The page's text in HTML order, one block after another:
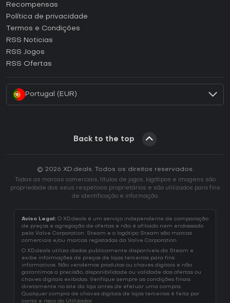
Como ativar uma CD Key Steam?
Como ativar uma CD Key Epic Games?
Como ativar uma CD Key GOG?
Como ativar uma CD Key Ubisoft Connect?
Recompensas
Política de privacidade
Termos e Condições
RSS Noticias
RSS Jogos
RSS Ofertas
Portugal (EUR)
Back to the top
© 2026 XD.deals. Todos os direitos reservados.
Todas as marcas comerciais, títulos de jogos, logótipos e imagens são
propriedade dos seus respetivos proprietários e são utilizados para fins
de identificação e informação.
Aviso Legal: O XD.deals é um serviço independente de comparação
de preços e agregação de ofertas e não é afiliado nem endossado
pela Valve Corporation. Steam e o logótipo Steam são marcas
comerciais e/ou marcas registadas da Valve Corporation.
O XD.deals utiliza dados publicamente disponíveis da Steam e
exibe informações de preços de lojas terceiras para fins
informativos. Não vendemos produtos ou chaves digitais e não
garantimos a precisão, disponibilidade ou validade das ofertas ou
chaves digitais exibidas. Verifique sempre as condições finais
diretamente no site da loja antes de efetuar uma compra.
Qualquer compra de chaves digitais de lojas terceiras é feita por
conta e risco do Utilizador.